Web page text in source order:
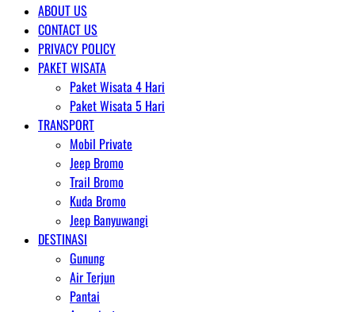
ABOUT US
CONTACT US
PRIVACY POLICY
PAKET WISATA
Paket Wisata 4 Hari
Paket Wisata 5 Hari
TRANSPORT
Mobil Private
Jeep Bromo
Trail Bromo
Kuda Bromo
Jeep Banyuwangi
DESTINASI
Gunung
Air Terjun
Pantai